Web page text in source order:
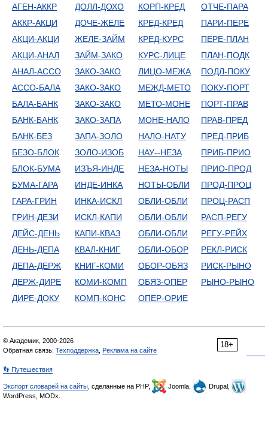
АГЕН-АККР
АККР-АКЦИ
АКЦИ-АКЦИ
АКЦИ-АНАЛ
АНАЛ-АССО
АССО-БАЛА
БАЛА-БАНК
БАНК-БАНК
БАНК-БЕЗ
БЕЗО-БЛОК
БЛОК-БУМА
БУМА-ГАРА
ГАРА-ГРИН
ГРИН-ДЕЗИ
ДЕЙС-ДЕНЬ
ДЕНЬ-ДЕПА
ДЕПА-ДЕРЖ
ДЕРЖ-ДИРЕ
ДИРЕ-ДОКУ
ДОЛЛ-ДОХО
ДОЧЕ-ЖЕЛЕ
ЖЕЛЕ-ЗАЙМ
ЗАЙМ-ЗАКО
ЗАКО-ЗАКО
ЗАКО-ЗАКО
ЗАКО-ЗАКО
ЗАКО-ЗАПА
ЗАПА-ЗОЛО
ЗОЛО-ИЗОБ
ИЗЪЯ-ИНДЕ
ИНДЕ-ИНКА
ИНКА-ИСКЛ
ИСКЛ-КАПИ
КАПИ-КВАЗ
КВАЛ-КНИГ
КНИГ-КОМИ
КОМИ-КОМП
КОМП-КОНС
КОРП-КРЕД
КРЕД-КРЕД
КРЕД-КУРС
КУРС-ЛИЦЕ
ЛИЦО-МЕЖА
МЕЖД-МЕТО
МЕТО-МОНЕ
МОНЕ-НАЛО
НАЛО-НАТУ
НАУ--НЕЗА
НЕЗА-НОТЫ
НОТЫ-ОБЛИ
ОБЛИ-ОБЛИ
ОБЛИ-ОБЛИ
ОБЛИ-ОБЛИ
ОБЛИ-ОБОР
ОБОР-ОБЯЗ
ОБЯЗ-ОПЕР
ОПЕР-ОРИЕ
ОТЧЕ-ПАРА
ПАРИ-ПЕРЕ
ПЕРЕ-ПЛАН
ПЛАН-ПОДК
ПОДЛ-ПОКУ
ПОКУ-ПОРТ
ПОРТ-ПРАВ
ПРАВ-ПРЕД
ПРЕД-ПРИБ
ПРИБ-ПРИО
ПРИО-ПРОД
ПРОД-ПРОЦ
ПРОЦ-РАСП
РАСП-РЕГУ
РЕГУ-РЕЙХ
РЕКЛ-РИСК
РИСК-РЫНО
РЫНО-РЫНО
18+
© Академик, 2000-2026
Обратная связь: Техподдержка Реклама на сайте
👣 Путешествия
Экспорт словарей на сайты , сделанные на PHP, Joomla,
Drupal,
WordPress, MODx.